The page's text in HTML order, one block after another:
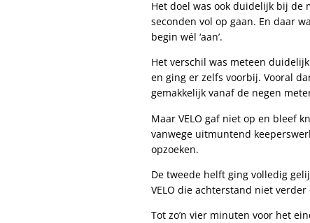
Het doel was ook duidelijk bij de
seconden vol op gaan. En daar
begin wél ‘aan’.
Het verschil was meteen
en ging er zelfs voorbij. Vooral
gemakkelijk vanaf de negen
Maar VELO gaf niet op en bleef
vanwege uitmuntend
opzoeken.
De tweede helft ging volledig
VELO die achterstand niet
Tot zo’n vier minuten voor het